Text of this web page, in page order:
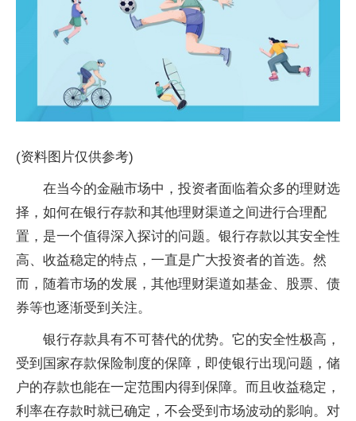
(资料图片仅供参考)
在当今的金融市场中，投资者面临着众多的理财选
择，如何在银行存款和其他理财渠道之间进行合理配
置，是一个值得深入探讨的问题。银行存款以其安全性
高、收益稳定的特点，一直是广大投资者的首选。然
而，随着市场的发展，其他理财渠道如基金、股票、债
券等也逐渐受到关注。
银行存款具有不可替代的优势。它的安全性极高，
受到国家存款保险制度的保障，即使银行出现问题，储
户的存款也能在一定范围内得到保障。而且收益稳定，
利率在存款时就已确定，不会受到市场波动的影响。对